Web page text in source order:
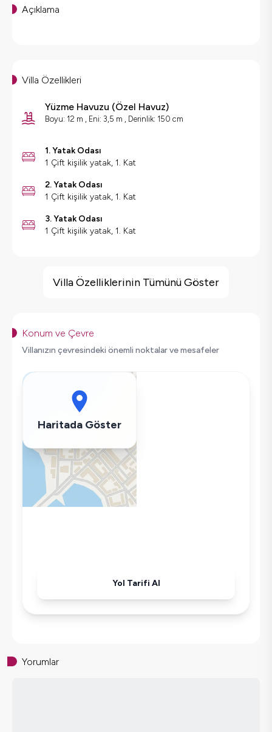
Açıklama
Villa Özellikleri
Yüzme Havuzu (Özel Havuz)
Boyu: 12 m , Eni: 3,5 m , Derinlik: 150 cm
1. Yatak Odası
1 Çift kişilik yatak, 1. Kat
2. Yatak Odası
1 Çift kişilik yatak, 1. Kat
3. Yatak Odası
1 Çift kişilik yatak, 1. Kat
Barbekü
Salıncak
Korunaklı Havuz
Bulaşık Makinesi
Çamaşır Makinesi
Wifi / İnternet
Tost Makinesi
Mikrodalga
Kettle
Villa Özelliklerinin Tümünü Göster
Konum ve Çevre
Villanızın çevresindeki önemli noktalar ve mesafeler
Haritada Göster
Yol Tarifi Al
Yorumlar